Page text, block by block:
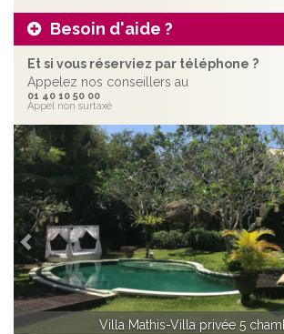
Besoin d'aide ?
Et si vous réserviez par téléphone ?
Appelez nos conseillers au
01 40 10 50 00
Appel non surtaxé
Villa Mathis-Villa privée 5
Villa Mathis - Chambre
Précédent